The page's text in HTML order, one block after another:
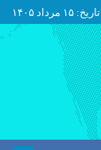
تاریخ: ۱۵ مرداد ۱۴۰۵